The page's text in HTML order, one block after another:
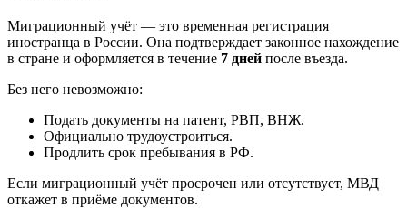
Миграционный учёт — это временная регистрация
иностранца в России. Она подтверждает законное нахождение
в стране и оформляется в течение 7 дней после въезда.
Без него невозможно:
Подать документы на патент, РВП, ВНЖ.
Официально трудоустроиться.
Продлить срок пребывания в РФ.
Если миграционный учёт просрочен или отсутствует, МВД
откажет в приёме документов.